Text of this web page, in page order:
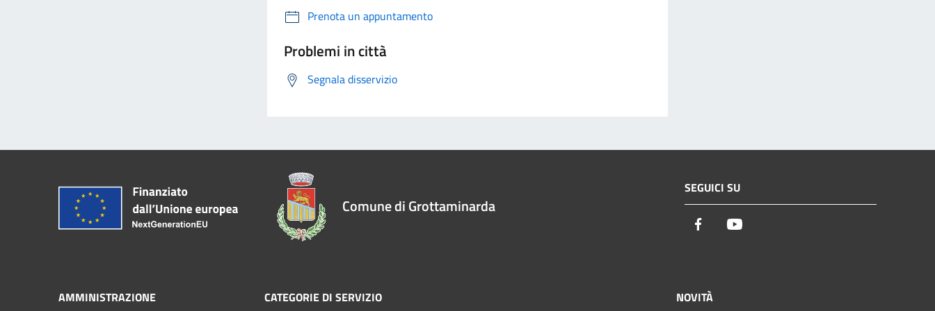
Prenota un appuntamento
Problemi in città
Segnala disservizio
Comune di Grottaminarda
SEGUICI SU
Facebook
AMMINISTRAZIONE CATEGORIE DI SERVIZIO NOVITÀ